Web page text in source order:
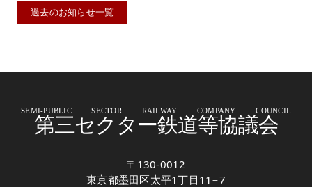
過去のお知らせ一覧
SEMI-PUBLIC SECTOR RAILWAY COMPANY COUNCIL
第三セクター鉄道等協議会
〒130-0012
東京都墨田区太平1丁目11−7